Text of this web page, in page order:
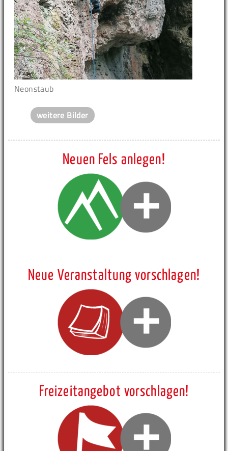
Neonstaub
weitere Bilder
Neuen Fels anlegen!
Neue Veranstaltung vorschlagen!
Freizeitangebot vorschlagen!